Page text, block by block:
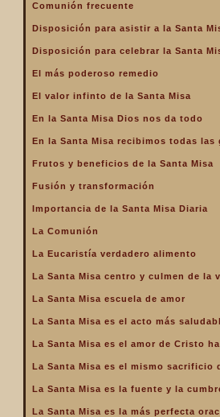
La Santa Misa a la hora de
La Santa Misa alcanza el
mayor mérito
La Santa Misa aumenta la
gloria a todos los santos
culmen de la vida cristiana
La Santa Misa centro y raíz
más saludable
La Santa Misa es el amor
compendio de todo lo
bueno que hay en la Iglesia
La Santa Misa es el mismo
y la cumbre de toda la vida
Comunión frecuente
Disposición para asistir a la Santa
Disposición para celebrar la Santa
El más poderoso remedio
El valor infinto de la Santa Misa
En la Santa Misa Dios nos da todo
En la Santa Misa recibimos todas las
Frutos y beneficios de la Santa Misa
Fusión y transformación
Importancia de la Santa Misa Diaria
La Comunión
La Eucaristía verdadero alimento
La Santa Misa centro y culmen de la
La Santa Misa escuela de amor
La Santa Misa es el acto más
La Santa Misa es el amor de Cristo
La Santa Misa es el mismo sacrificio
La Santa Misa es la fuente y la
La Santa Misa es la más perfecta